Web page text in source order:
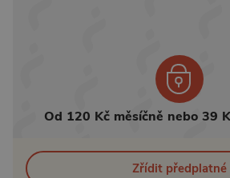
Od 120 Kč měsíčně nebo 39
Zřídit předplatné